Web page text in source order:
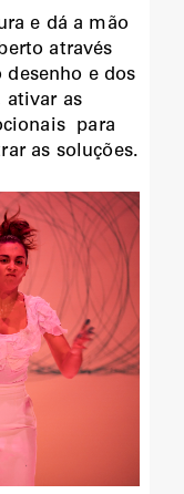
e dá a mão
através
e dos
ativar as
para
as soluções.